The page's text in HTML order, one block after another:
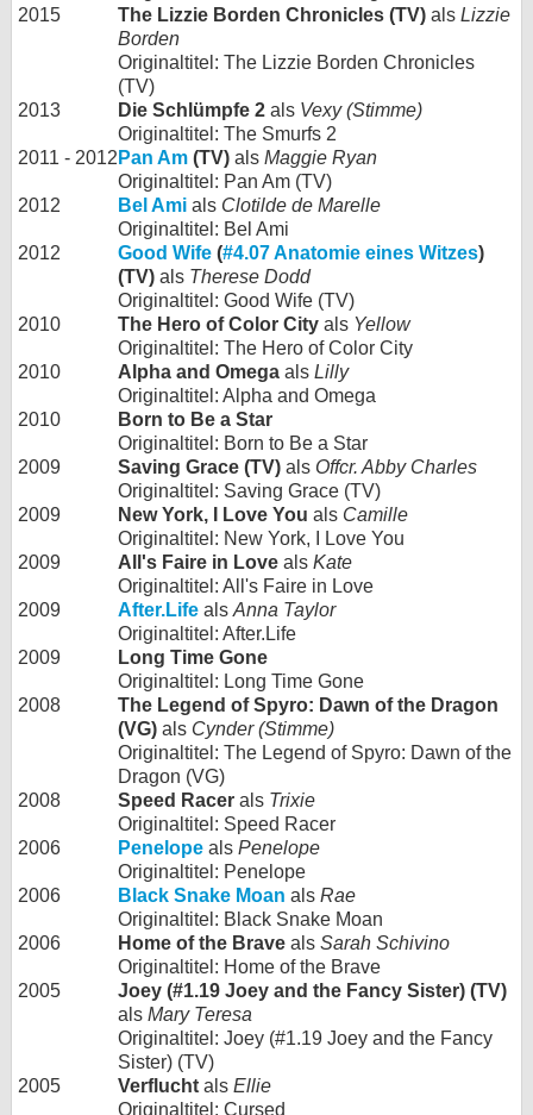
2015
The Lizzie Borden Chronicles (TV) als Lizzie
Borden
Originaltitel: The Lizzie Borden Chronicles
(TV)
2013
Die Schlümpfe 2 als Vexy (Stimme)
Originaltitel: The Smurfs 2
2011 - 2012 Pan Am (TV) als Maggie Ryan
Originaltitel: Pan Am (TV)
2012
Bel Ami als Clotilde de Marelle
Originaltitel: Bel Ami
2012
Good Wife (#4.07 Anatomie eines Witzes)
(TV) als Therese Dodd
Originaltitel: Good Wife (TV)
2010
The Hero of Color City als Yellow
Originaltitel: The Hero of Color City
2010
Alpha and Omega als Lilly
Originaltitel: Alpha and Omega
2010
Born to Be a Star
Originaltitel: Born to Be a Star
2009
Saving Grace (TV) als Offcr. Abby Charles
Originaltitel: Saving Grace (TV)
2009
New York, I Love You als Camille
Originaltitel: New York, I Love You
2009
All's Faire in Love als Kate
Originaltitel: All's Faire in Love
2009
After.Life als Anna Taylor
Originaltitel: After.Life
2009
Long Time Gone
Originaltitel: Long Time Gone
2008
The Legend of Spyro: Dawn of the Dragon
(VG) als Cynder (Stimme)
Originaltitel: The Legend of Spyro: Dawn of the
Dragon (VG)
2008
Speed Racer als Trixie
Originaltitel: Speed Racer
2006
Penelope als Penelope
Originaltitel: Penelope
2006
Black Snake Moan als Rae
Originaltitel: Black Snake Moan
2006
Home of the Brave als Sarah Schivino
Originaltitel: Home of the Brave
2005
Joey (#1.19 Joey and the Fancy Sister) (TV)
als Mary Teresa
Originaltitel: Joey (#1.19 Joey and the Fancy
Sister) (TV)
2005
Verflucht als Ellie
Originaltitel: Cursed